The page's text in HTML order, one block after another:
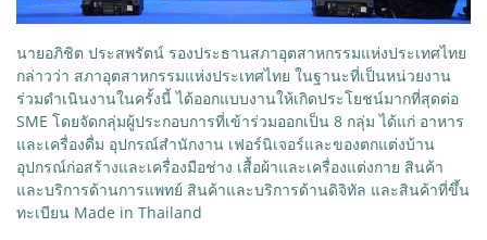
นายอภิชิต ประสพรัตน์ รองประธานสภาอุตสาหกรรมแห่งประเทศไทย
กล่าวว่า สภาอุตสาหกรรมแห่งประเทศไทย ในฐานะที่เป็นหน่วยงาน
ร่วมดำเนินงานในครั้งนี้ ได้ออกแบบงานให้เกิดประโยชน์มากที่สุดต่อ
SME โดยจัดกลุ่มผู้ประกอบการที่เข้าร่วมออกเป็น 8 กลุ่ม ได้แก่ อาหาร
และเครื่องดื่ม อุปกรณ์สำนักงาน เฟอร์นิเจอร์และของตกแต่งบ้าน
อุปกรณ์ก่อสร้างและเครื่องมือช่าง เสื้อผ้าและเครื่องแต่งกาย สินค้า
และบริการด้านการแพทย์ สินค้าและบริการด้านดิจิทัล และสินค้าที่ขึ้น
ทะเบียน Made in Thailand